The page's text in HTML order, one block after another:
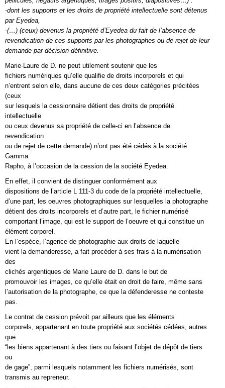
-dont les supports et les droits de propriété intellectuelle sont détenus
par Eyedea,
-(…) (ceux) devenus la propriété d’Eyedea du fait de l’absence de
revendication de ces supports par les photographes ou de rejet de leur
demande par décision définitive.
Marie-Laure de D. ne peut utilement soutenir que les
fichiers numériques qu’elle qualifie de droits incorporels et qui
n’entrent selon elle, dans aucune de ces deux catégories précitées
(ceux
sur lesquels la cessionnaire détient des droits de propriété
intellectuelle
ou ceux devenus sa propriété de celle-ci en l’absence de
revendication
ou de rejet de cette demande) n’ont pas été cédés à la société
Gamma
Rapho, à l’occasion de la cession de la société Eyedea.
En effet, il convient de distinguer conformément aux
dispositions de l’article L 111-3 du code de la propriété intellectuelle,
d’une part, les oeuvres photographiques sur lesquelles la photographe
détient des droits incorporels et d’autre part, le fichier numérisé
comportant l’image, qui est le support de l’oeuvre et qui constitue un
élément corporel.
En l’espèce, l’agence de photographie aux droits de laquelle
vient la demanderesse, a fait procéder à ses frais à la numérisation
des
clichés argentiques de Marie Laure de D. dans le but de
promouvoir les images, ce qu’elle était en droit de faire, même sans
l’autorisation de la photographe, ce que la défenderesse ne conteste
pas.
Le contrat de cession prévoit par ailleurs que les éléments
corporels, appartenant en toute propriété aux sociétés cédées, autres
que
“les biens appartenant à des tiers ou faisant l’objet de dépôt de tiers
ou
de gage”, parmi lesquels notamment les fichiers numérisés, sont
transmis au repreneur.